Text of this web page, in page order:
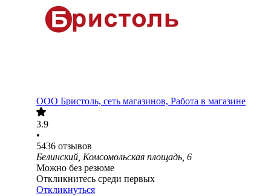
ООО Бристоль, сеть магазинов, Работа в магазине
3.9
•
5436 отзывов
Белинский, Комсомольская площадь, 6
Можно без резюме
Откликнитесь среди первых
Откликнуться